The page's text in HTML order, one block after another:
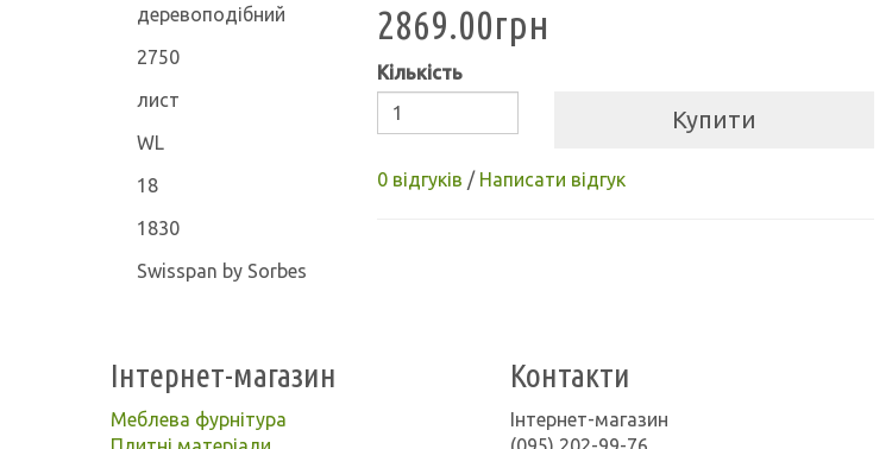
деревоподібний
2750
лист
WL
18
1830
Swisspan by Sorbes
2869.00грн
Кількість
Купити
0 відгуків / Написати відгук
Інтернет-магазин
Меблева фурнітура
Контакти
Інтернет-магазин